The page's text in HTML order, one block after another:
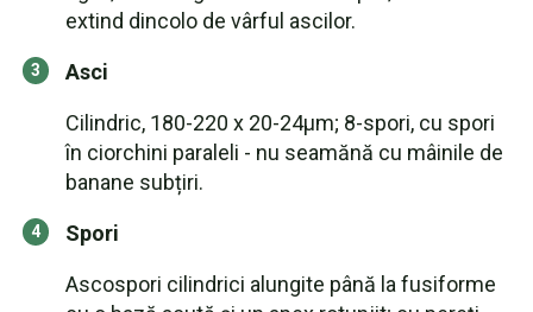
extind dincolo de vârful ascilor.
Asci
Cilindric, 180-220 x 20-24µm; 8-spori, cu spori
în ciorchini paraleli - nu seamănă cu mâinile de
banane subțiri.
Spori
Ascospori cilindrici alungite până la fusiforme